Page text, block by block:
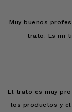
Muy buenos
trato. Es mi
El trato es muy
los productos y el